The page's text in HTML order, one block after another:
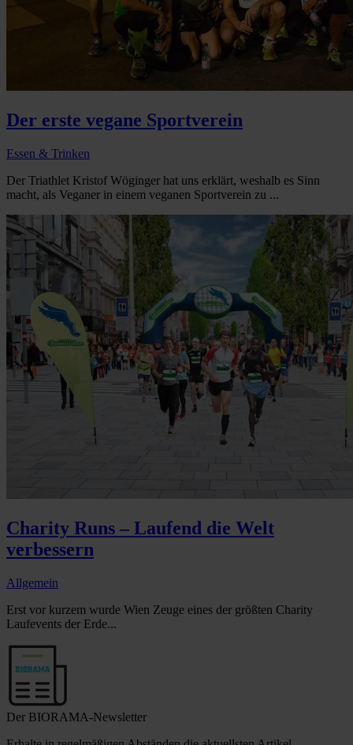
Der erste vegane Sportverein
Essen & Trinken
Der Triathlet Kristof Wöginger hat uns erklärt, weshalb es Sinn
macht, als Veganer in einem veganen Sportverein zu ...
Charity Runs – Laufend die Welt
verbessern
Allgemein
Erst vor kurzem wurde Wien Zeuge eines der größten Charity
Laufevents der Erde...
Der BIORAMA-Newsletter